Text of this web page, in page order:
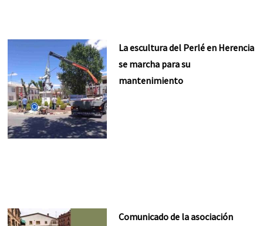
La escultura del Perlé en Herencia
se marcha para su
mantenimiento
Comunicado de la asociación